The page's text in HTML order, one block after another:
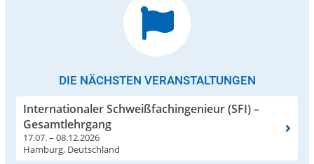
DIE NÄCHSTEN VERANSTALTUNGEN
Internationaler Schweißfachingenieur (SFI) –
Gesamtlehrgang
17.07. – 08.12.2026
Hamburg, Deutschland